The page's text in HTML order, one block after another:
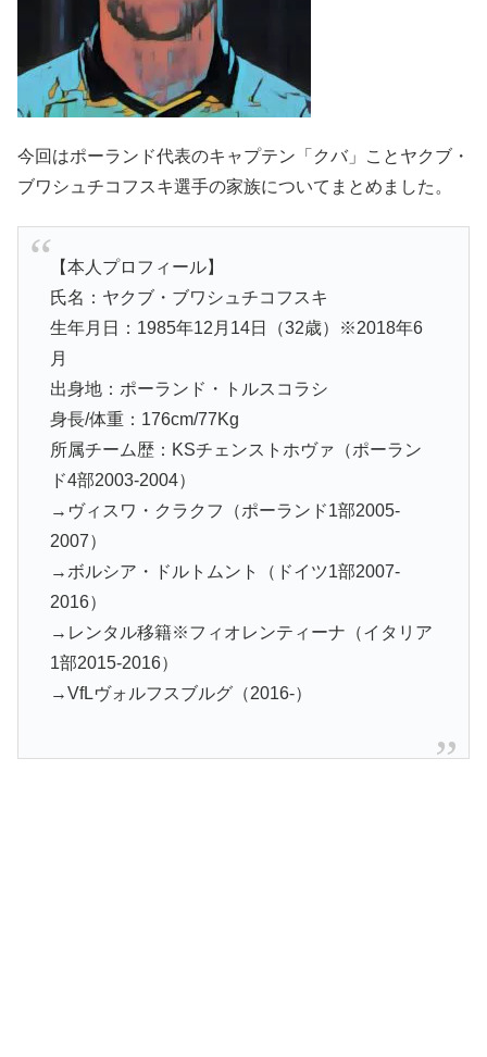
今回はポーランド代表のキャプテン 「クバ」ことヤクブ・
ブワシュチコフスキ選手の家族についてまとめました。
【本人プロフィール】
氏名： ヤクブ・ブワシュチコフスキ
生年月日： 1985年12 月 14日（32歳）※2018年6
月
出身地： ポーランド・トルスコラシ
身長/体重：176cm/77Kg
所属チーム歴： KSチェンストホヴァ（ポーラン
ド4部2003-2004）
→ヴィスワ・クラクフ（ポーランド1部2005-
2007）
→ボルシア・ドルトムント（ドイツ1部2007-
2016）
→レンタル移籍※フィオレンティーナ（イタリア
1部2015-2016）
→VfLヴォルフスブルグ（2016-）